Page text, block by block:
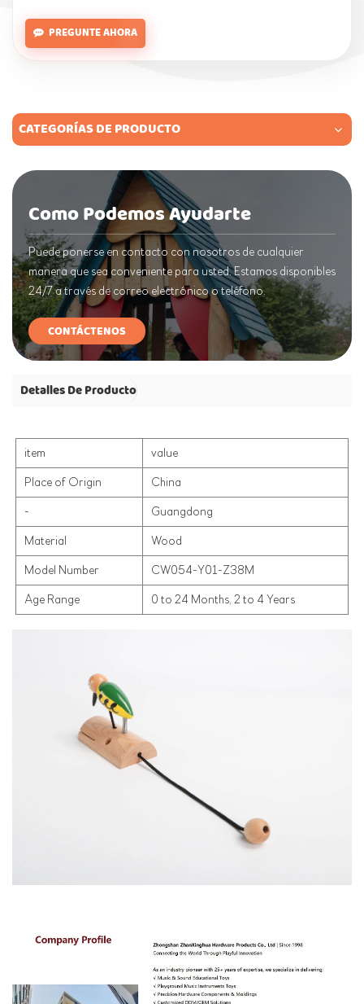
PREGUNTE AHORA
CATEGORÍAS DE PRODUCTO
Como Podemos Ayudarte
Puede ponerse en contacto con nosotros de cualquier
manera que sea conveniente para usted. Estamos disponibles
24/7 a través de correo electrónico o teléfono.
CONTÁCTENOS
Detalles De Producto
item value
Place of Origin China
- Guangdong
Material Wood
Model Number CW054-Y01-Z38M
Age Range 0 to 24 Months, 2 to 4 Years